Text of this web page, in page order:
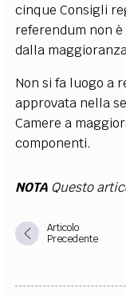
cinque Consigli
referendum non
dalla
Non si fa luogo a
approvata nella
Camere a
componenti.
NOTA Questo
Articolo
Precedente